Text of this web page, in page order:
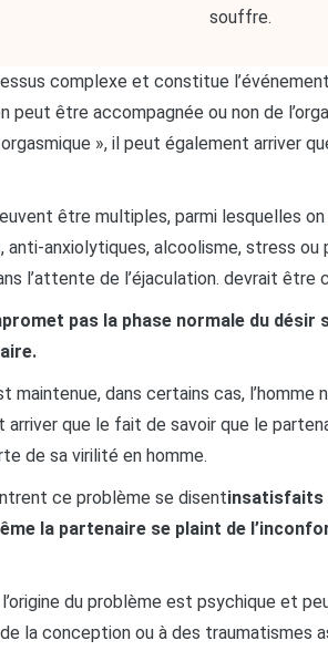
souffre.
complexe et constitue
peut être accompagnée ou non de
», il peut également arriver
être multiples, parmi lesquelles
anti-anxiolytiques, alcoolisme, stress ou
l’attente de l’éjaculation. devrait être
pas la phase normale du
maintenue, dans certains cas, l’homme
arriver que le fait de savoir que le
de sa virilité en homme.
ce problème se disentinsatisfaits
la partenaire se plaint de
du problème est psychique et
la conception ou à des traumatismes